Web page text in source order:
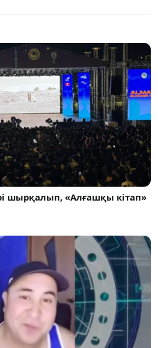
шырқалып, «Алғашқы кітап»